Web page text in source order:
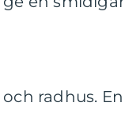
radhus. En